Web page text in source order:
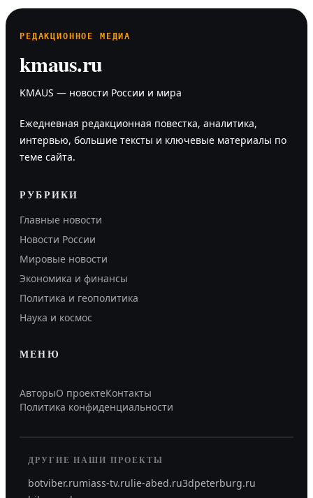
РЕДАКЦИОННОЕ МЕДИА
kmaus.ru
KMAUS — новости России и мира
Ежедневная редакционная повестка, аналитика,
интервью, большие тексты и ключевые материалы по
теме сайта.
РУБРИКИ
Главные новости
Новости России
Мировые новости
Экономика и финансы
Политика и геополитика
Наука и космос
МЕНЮ
АвторыО проектеКонтакты
Политика конфиденциальности
ДРУГИЕ НАШИ ПРОЕКТЫ
botviber.rumiass-tv.rulie-abed.ru3dpeterburg.ru